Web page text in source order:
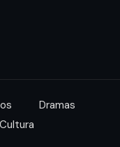
Dramas
Cultura